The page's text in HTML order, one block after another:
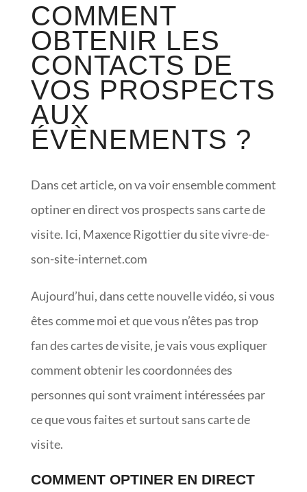
COMMENT
OBTENIR LES
CONTACTS DE
VOS PROSPECTS
AUX
ÉVÈNEMENTS ?
Dans cet article, on va voir ensemble comment
optiner en direct vos prospects sans carte de
visite. Ici, Maxence Rigottier du site vivre-de-
son-site-internet.com
Aujourd’hui, dans cette nouvelle vidéo, si vous
êtes comme moi et que vous n’êtes pas trop
fan des cartes de visite, je vais vous expliquer
comment obtenir les coordonnées des
personnes qui sont vraiment intéressées par
ce que vous faites et surtout sans carte de
visite.
COMMENT OPTINER EN DIRECT